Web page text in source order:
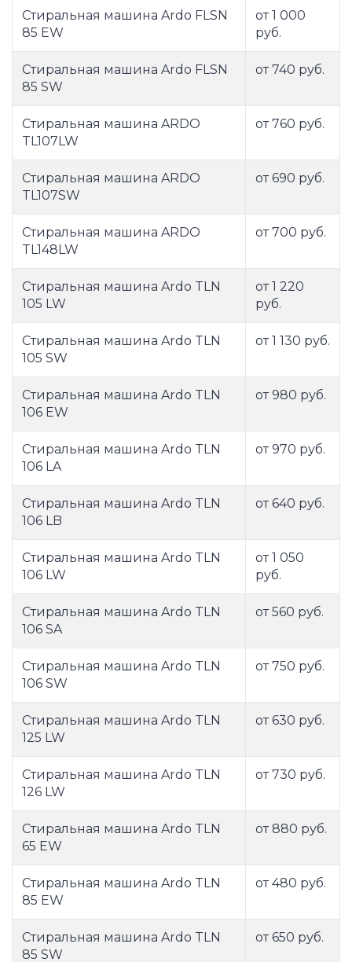
Стиральная машина Ardo FLSN
85 EW
от 1 000
руб.
Стиральная машина Ardo FLSN
85 SW
от 740 руб.
Стиральная машина ARDO
TL107LW
от 760 руб.
Стиральная машина ARDO
TL107SW
от 690 руб.
Стиральная машина ARDO
TL148LW
от 700 руб.
Стиральная машина Ardo TLN
105 LW
от 1 220
руб.
Стиральная машина Ardo TLN
105 SW
от 1 130 руб.
Стиральная машина Ardo TLN
106 EW
от 980 руб.
Стиральная машина Ardo TLN
106 LA
от 970 руб.
Стиральная машина Ardo TLN
106 LB
от 640 руб.
Стиральная машина Ardo TLN
106 LW
от 1 050
руб.
Стиральная машина Ardo TLN
106 SA
от 560 руб.
Стиральная машина Ardo TLN
106 SW
от 750 руб.
Стиральная машина Ardo TLN
125 LW
от 630 руб.
Стиральная машина Ardo TLN
126 LW
от 730 руб.
Стиральная машина Ardo TLN
65 EW
от 880 руб.
Стиральная машина Ardo TLN
85 EW
от 480 руб.
Стиральная машина Ardo TLN
85 SW
от 650 руб.